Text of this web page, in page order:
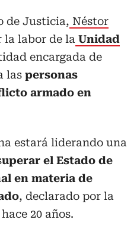
de Justicia, Néstor
la labor de la Unidad
encargada de
las personas
armado en
estará liderando una
uperar el Estado de
en materia de
, declarado por la
hace 20 años.